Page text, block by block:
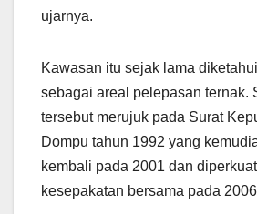
ujarnya.
Kawasan itu sejak lama
sebagai areal pelepasan ternak.
tersebut merujuk pada Surat
Dompu tahun 1992 yang
kembali pada 2001 dan
kesepakatan bersama pada